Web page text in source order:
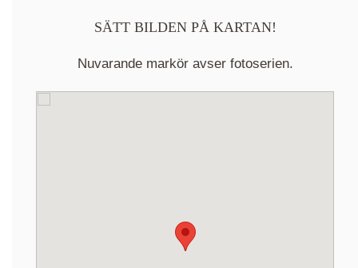
SÄTT BILDEN PÅ KARTAN!
Nuvarande markör avser fotoserien.